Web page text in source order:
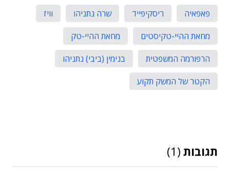
פאפאיה ריסקיפייד שרה נתניהו
וויז
מחאת ההיי-טקיסטים
מחאת ההיי-טק
הרפורמה המשפטית
בנימין (ביבי) נתניהו
הקטר של המשק תקוע
תגובות (1)